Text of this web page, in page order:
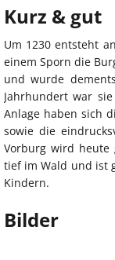
Kurz & gut
Um 1230 entsteht
einem Sporn die
und wurde
Jahrhundert war
Anlage haben sich
sowie die
Vorburg wird heute
tief im Wald und ist
Kindern.
Bilder